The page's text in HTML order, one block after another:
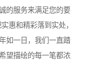
的服务来满足您的要
惠和精彩落到实处，
如一日，我们一直踏
望描绘的每一笔都浓